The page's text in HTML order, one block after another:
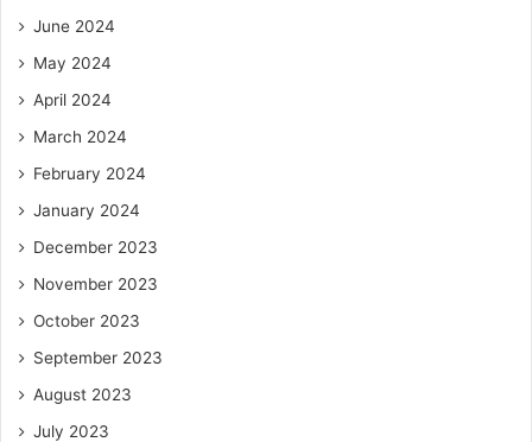
June 2024
May 2024
April 2024
March 2024
February 2024
January 2024
December 2023
November 2023
October 2023
September 2023
August 2023
July 2023